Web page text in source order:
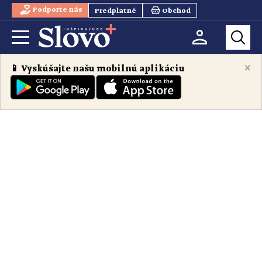
Podporte nás Predplatné Obchod
×
📱 Vyskúšajte našu mobilnú aplikáciu